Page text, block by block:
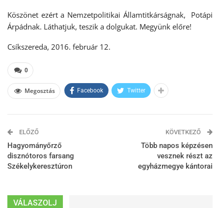
Köszönet ezért a Nemzetpolitikai Államtitkárságnak, Potápi
Árpádnak. Láthatjuk, teszik a dolgukat. Megyünk előre!
Csíkszereda, 2016. február 12.
0
Megosztás Facebook Twitter
ELŐZŐ
Hagyományőrző
disznótoros farsang
Székelykeresztúron
KÖVETKEZŐ
Több napos képzésen
vesznek részt az
egyházmegye kántorai
VÁLASZOLJ